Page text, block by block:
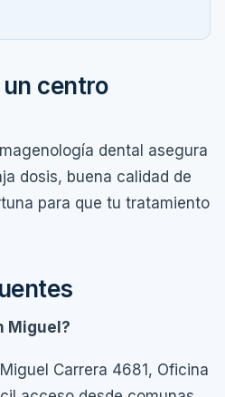
centro
dental asegura
dosis, buena calidad de
para que tu tratamiento
Miguel?
Carrera 4681, Oficina